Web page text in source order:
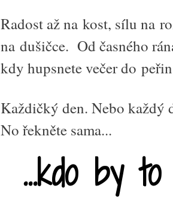
Radost až na kost, sílu na
na dušičce. Od časného
kdy hupsnete večer do
Každičký den. Nebo každý
No řekněte sama...
...kdo by